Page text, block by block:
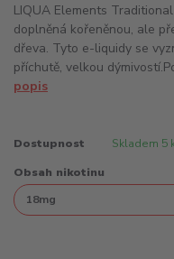
LIQUA Elements
doplněná kořeněnou, ale
dřeva. Tyto e-liquidy se
příchutě, velkou
popis
Dostupnost Skladem 5
Obsah nikotinu